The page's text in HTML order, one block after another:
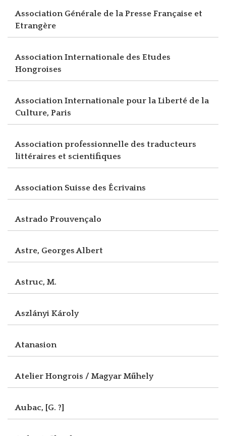
Association Générale de la Presse Française et
Etrangère
Association Internationale des Etudes
Hongroises
Association Internationale pour la Liberté de la
Culture, Paris
Association professionnelle des traducteurs
littéraires et scientifiques
Association Suisse des Écrivains
Astrado Prouvençalo
Astre, Georges Albert
Astruc, M.
Aszlányi Károly
Atanasion
Atelier Hongrois / Magyar Műhely
Aubac, [G. ?]